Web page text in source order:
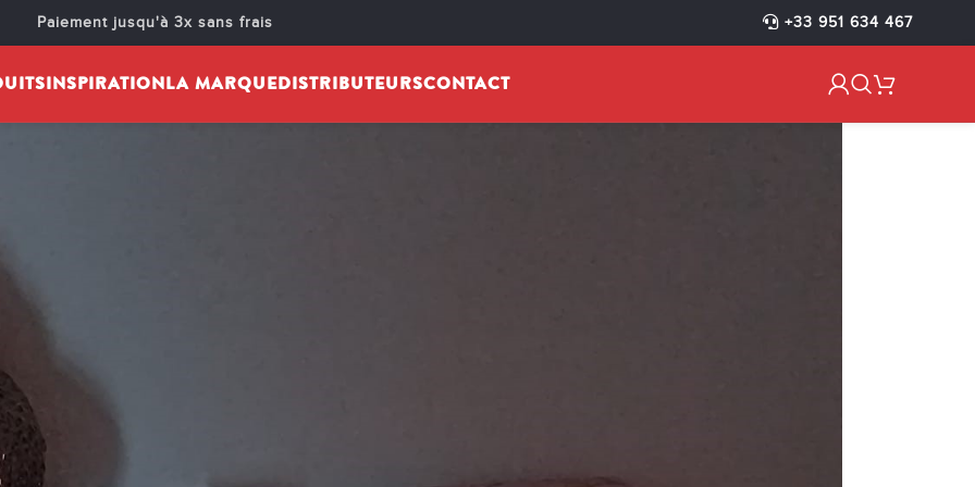
Paiement jusqu'à 3x sans frais +33 951 634 467
INSPIRATIONLA MARQUEDISTRIBUTEURSCONTACT
SABRINA 1 – COPIE